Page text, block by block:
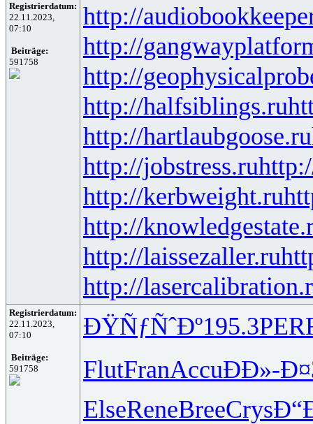
Registrierdatum:
22.11.2023,
07:10
Beiträge:
591758
http://
http://
http://
http://halfsiblings.ru
http://hartlaubgoose.ru
http://jobstress.ru
http://kerbweight.ru
http://
http://laissezaller.ru
http://
Registrierdatum:
22.11.2023,
07:10
Beiträge:
591758
ÐŸÑƒÑˆÐº195.3
FlutFranAccuÐÐ»-Ð¤
ElseReneBreeCrys